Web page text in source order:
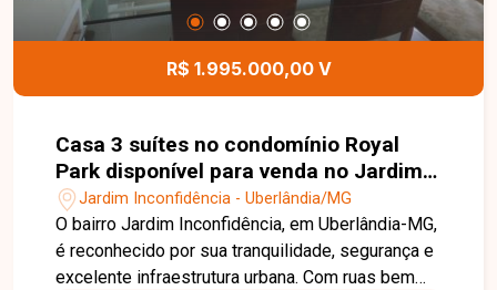
R$ 1.995.000,00 V
Casa 3 suítes no condomínio Royal
Park disponível para venda no Jardim
Inconfidência em Uberlândia-MG
Jardim Inconfidência - Uberlândia/MG
O bairro Jardim Inconfidência, em Uberlândia-MG,
é reconhecido por sua tranquilidade, segurança e
excelente infraestrutura urbana. Com ruas bem